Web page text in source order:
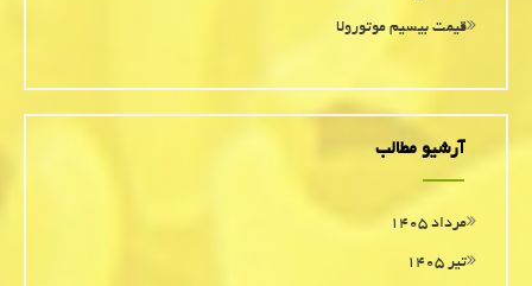
قیمت بیسیم موتورولا
آرشیو مطالب
مرداد ۱۴۰۵
تیر ۱۴۰۵